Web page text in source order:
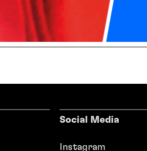
Social Media
Instagram